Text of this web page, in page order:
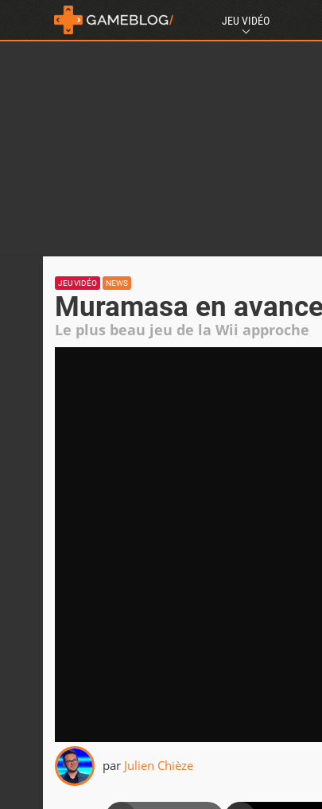
JEU VIDÉO
JEU VIDÉO NEWS
Muramasa en
Le plus beau jeu de la Wii approche
par Julien Chièze